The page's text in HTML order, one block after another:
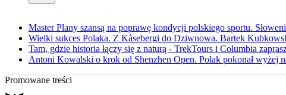
Master Plany szansą na poprawę kondycji polskiego sportu.
Wielki sukces Polaka. Z Kåsebergi do Dziwnowa. Bartek
Tam, gdzie historia łączy się z naturą - TrekTours i Columbia
Antoni Kowalski o krok od Shenzhen Open. Polak pokonał wyżej
Promowane treści